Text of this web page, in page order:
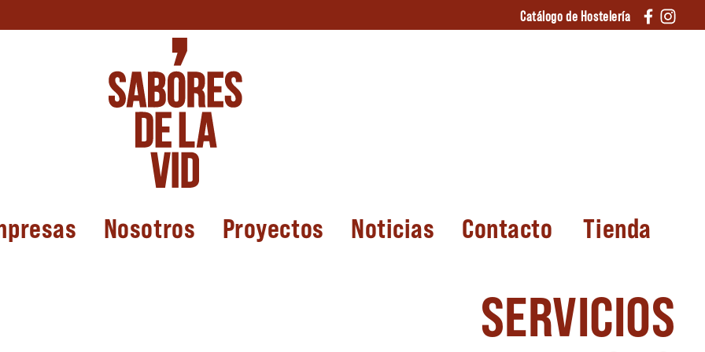
Catálogo de Hostelería
Nosotros Proyectos Noticias Contacto Tienda
SERVICIOS